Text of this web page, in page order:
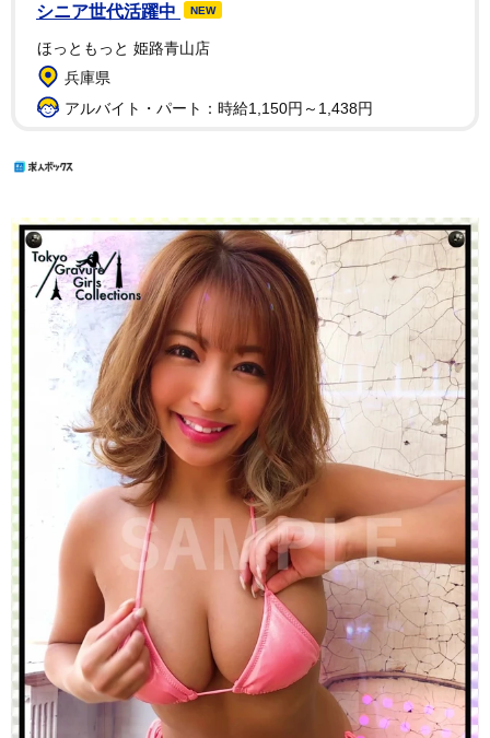
シニア世代活躍中
NEW
ほっともっと 姫路青山店
兵庫県
アルバイト・パート：時給1,150円～1,438円